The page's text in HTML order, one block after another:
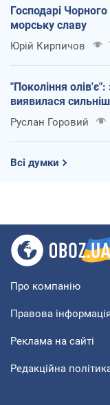
Господарі
морську славу
Юрій Кирпичов
"Покоління
виявилася
Руслан Горовий
Всі думки
Про компанію
Правова інформація
Реклама на сайті
Редакційна